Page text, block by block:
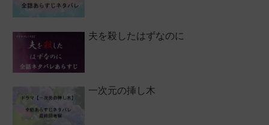
夫を殺したはずなのに
一次元の挿し木